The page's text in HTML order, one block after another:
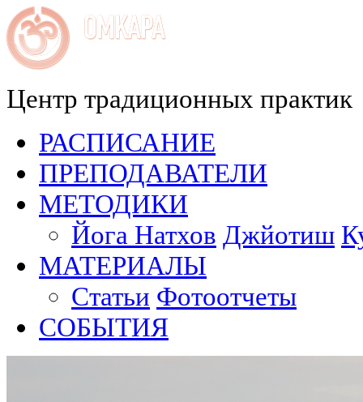
Центр традиционных практик
РАСПИСАНИЕ
ПРЕПОДАВАТЕЛИ
МЕТОДИКИ
Йога Натхов Джйотиш
МАТЕРИАЛЫ
Статьи Фотоотчеты
СОБЫТИЯ